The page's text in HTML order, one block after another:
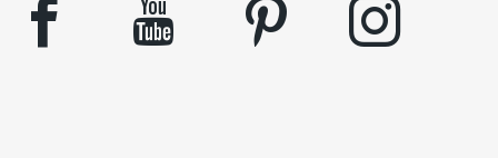
facebook youtube pinterest instagram